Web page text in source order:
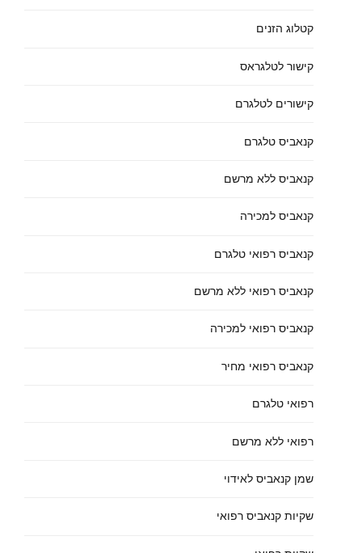
קטלוג הזנים
קישור לטלגראס
קישורים לטלגרם
קנאביס טלגרם
קנאביס ללא מרשם
קנאביס למכירה
קנאביס רפואי טלגרם
קנאביס רפואי ללא מרשם
קנאביס רפואי למכירה
קנאביס רפואי מחיר
רפואי טלגרם
רפואי ללא מרשם
שמן קנאביס לאידוי
שקיות קנאביס רפואי